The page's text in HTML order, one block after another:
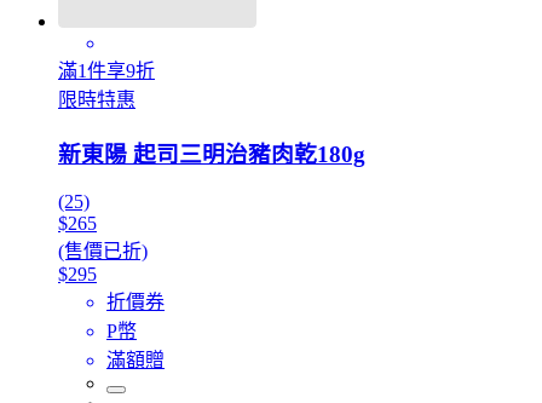
滿1件享9折
限時特惠
新東陽 起司三明治豬肉乾180g
(25)
$265
(售價已折)
$295
折價券
P幣
滿額贈